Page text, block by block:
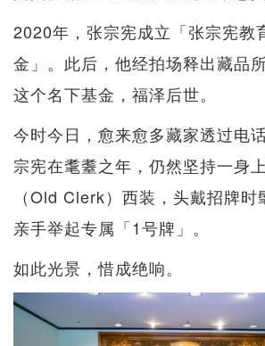
2020年，张宗宪成立「张宗宪教
金」。此后，他经拍场释出藏品
这个名下基金，福泽后世。
今时今日，愈来愈多藏家透过电
宗宪在耄耋之年，仍然坚持一身
（Old Clerk）西装，头戴招牌
亲手举起专属「1号牌」。
如此光景，惜成绝响。